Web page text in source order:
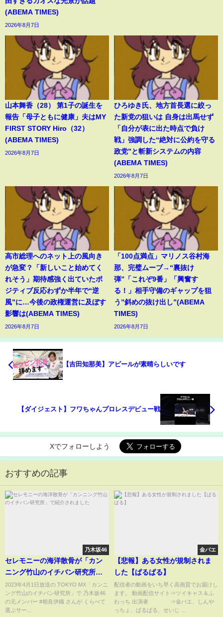
(ABEMA TIMES)
2026年8月7日
山本舞香（28） 第1子の誕生を
報告「母子ともに健康」夫はMY
FIRST STORY Hiro（32）
(ABEMA TIMES)
2026年8月7日
ひろゆき氏、地方首長選に絞っ
た新党の狙いは 自身は出馬せず
「自分が表に出た時点で負け
戦」強調した“絶対に公約を守る
政党”と斬新システムの内容
(ABEMA TIMES)
2026年8月7日
高市総理へのネット上の風向き
が急変？「新しいこと始めてく
れそう」期待感強く出ていたポ
ジティブ反応わずか半年で“逆
風”に…今後の政権運営に及ぼす
影響は(ABEMA TIMES)
2026年8月7日
「100点満点」マリノス谷村海
那、完璧ムーブ→“裏抜け
弾”「これぞ9番」「興奮す
る！」相手守備のギャップを狙
う”斜めの抜け出し”(ABEMA
TIMES)
2026年8月7日
【吉田知那美】アピールが素晴らしいです
【ダイジェスト】フワちゃんプロレスデビュー戦
Xでフォローしよう
おすすめの記事
乃木坂46
セレモニーの海洋散骨が「カン
ニング竹山のイチバン研究所」
で紹介されました
2023年4月1日放送の TOKYO MX「カンニ
ング竹山のイチバン研究所」で 乃木坂46
の元メンバー #相良伊織 さんが くらべて
選ぶサー...
金バエ
【悲報】ある女性が規制されま
した【ぱるぱる】
配信者の動画をいち早く高画質でお届けし
ます。 動画配信サイト⇒ツイキャス＆ふ
わっち 出演者 ⇒金バエ、しんや
っちょ、ぱるぱる、せいじ ...